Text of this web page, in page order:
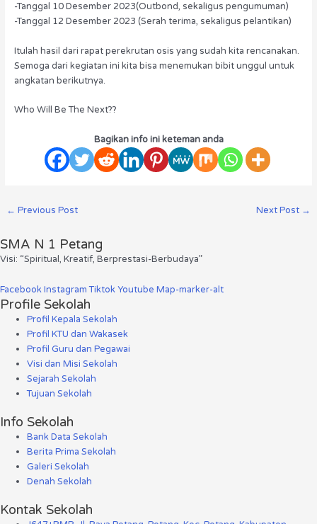
-Tanggal 10 Desember 2023(Outbond, sekaligus pengumuman)
-Tanggal 12 Desember 2023 (Serah terima, sekaligus pelantikan)
Itulah hasil dari rapat perekrutan osis yang sudah kita rencanakan.
Semoga dari kegiatan ini kita bisa menemukan bibit unggul untuk
angkatan berikutnya.
Who Will Be The Next??
Bagikan info ini keteman anda
← Previous Post Next Post →
SMA N 1 Petang
Visi: “Spiritual, Kreatif, Berprestasi-Berbudaya”
FacebookInstagram TiktokYoutube Map-marker-alt
Profile Sekolah
Profil Kepala Sekolah
Profil KTU dan Wakasek
Profil Guru dan Pegawai
Visi dan Misi Sekolah
Sejarah Sekolah
Tujuan Sekolah
Info Sekolah
Bank Data Sekolah
Berita Prima Sekolah
Galeri Sekolah
Denah Sekolah
Kontak Sekolah